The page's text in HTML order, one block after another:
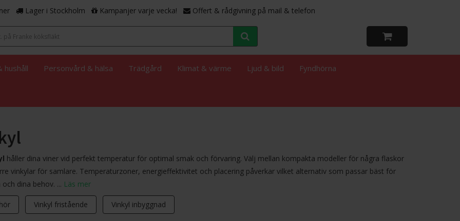
Lager i Stockholm Kampanjer varje vecka! Offert & rådgivning på mail & telefon
hushåll Personvård & hälsa Trädgård Klimat & värme Ljud & bild Fyndhörna
håller dina viner vid perfekt temperatur för optimal smak och förvaring. Välj mellan kompakta modeller för några flaskor
vinkylar för samlare. Temperaturzoner, energieffektivitet och placering påverkar vilket alternativ som passar bäst för
dina behov. ... Läs mer
Vinkyl fristående Vinkyl inbyggnad